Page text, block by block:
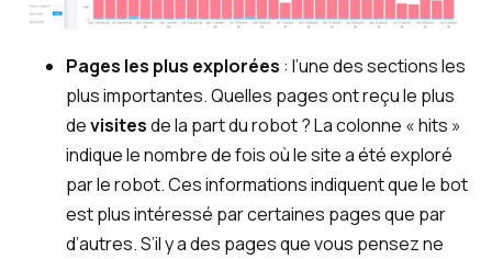
Pages les plus explorées : l’une des sections les
plus importantes. Quelles pages ont reçu le plus
devisitesde la part du robot ? La colonne « hits »
indique le nombre de fois où le site a été exploré
par le robot. Ces informations indiquent que le bot
est plus intéressé par certaines pages que par
d’autres. S’il y a des pages que vous pensez ne